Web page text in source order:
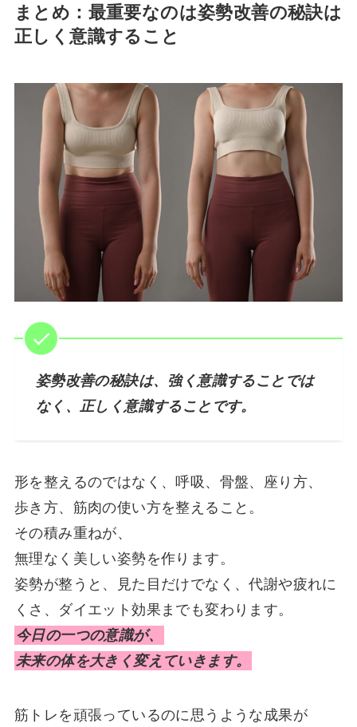
まとめ：最重要なのは姿勢改善の秘訣は
正しく意識すること
姿勢改善の秘訣は、強く意識することでは
なく、正しく意識することです。
形を整えるのではなく、呼吸、骨盤、座り方、
歩き方、筋肉の使い方を整えること。
その積み重ねが、
無理なく美しい姿勢を作ります。
姿勢が整うと、見た目だけでなく、代謝や疲れに
くさ、ダイエット効果までも変わります。
今日の一つの意識が、
未来の体を大きく変えていきます。
筋トレを頑張っているのに思うような成果が